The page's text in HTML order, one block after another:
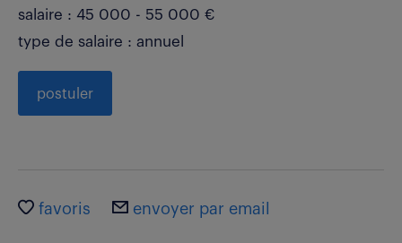
salaire : 45 000 - 55 000 €
type de salaire : annuel
postuler
favoris envoyer par email